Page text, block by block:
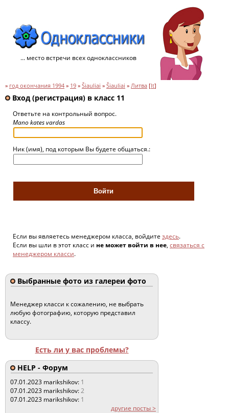
... место встречи всех одноклассников
» год окончания 1994 » 19 » Šiauliai » Šiauliai » Литва [lt]
Вход (регистрация) в класс 11
Ответьте на контрольный вопрос.
Mano kates vardas
Ник (имя), под которым Вы будете общаться.:
Если вы являетесь менеджером класса, войдите здесь.
Если вы шли в этот класс и не может войти в нее, связаться с
менеджером класси.
Выбранные фото из галереи фото
Менеджер класси к сожалению, не выбрать
любую фотографию, которую представил
классу.
Есть ли у вас проблемы?
HELP - Форум
07.01.2023 marikshikov: 1
07.01.2023 marikshikov:2
07.01.2023 marikshikov: 1
другие посты >